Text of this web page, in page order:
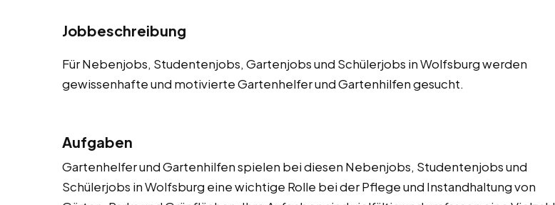
Jobbeschreibung
Für Nebenjobs, Studentenjobs, Gartenjobs und Schülerjobs in Wolfsburg werden
gewissenhafte und motivierte Gartenhelfer und Gartenhilfen gesucht.
Aufgaben
Gartenhelfer und Gartenhilfen spielen bei diesen Nebenjobs, Studentenjobs und
Schülerjobs in Wolfsburg eine wichtige Rolle bei der Pflege und Instandhaltung von